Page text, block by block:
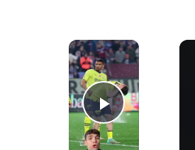
×
Play Video